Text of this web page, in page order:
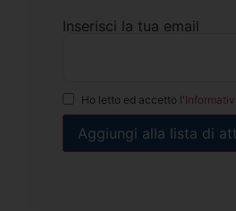
Inserisci la tua email
Ho letto ed accetto l'